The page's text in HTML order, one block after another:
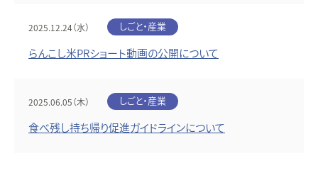
2025.12.24（水） しごと・産業
らんこし米PRショート動画の公開について
2025.06.05（木） しごと・産業
食べ残し持ち帰り促進ガイドラインについて